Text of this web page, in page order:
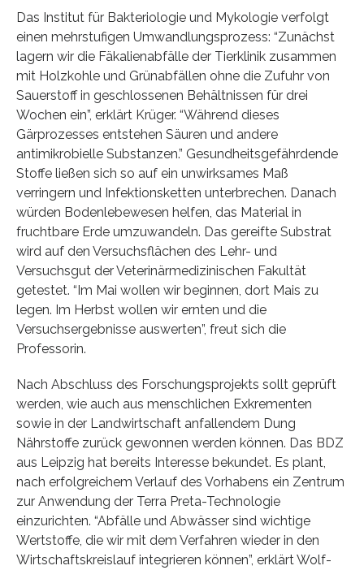
Das Institut für Bakteriologie und Mykologie verfolgt
einen mehrstufigen Umwandlungsprozess: “Zunächst
lagern wir die Fäkalienabfälle der Tierklinik zusammen
mit Holzkohle und Grünabfällen ohne die Zufuhr von
Sauerstoff in geschlossenen Behältnissen für drei
Wochen ein”, erklärt Krüger. “Während dieses
Gärprozesses entstehen Säuren und andere
antimikrobielle Substanzen.” Gesundheitsgefährdende
Stoffe ließen sich so auf ein unwirksames Maß
verringern und Infektionsketten unterbrechen. Danach
würden Bodenlebewesen helfen, das Material in
fruchtbare Erde umzuwandeln. Das gereifte Substrat
wird auf den Versuchsflächen des Lehr- und
Versuchsgut der Veterinärmedizinischen Fakultät
getestet. “Im Mai wollen wir beginnen, dort Mais zu
legen. Im Herbst wollen wir ernten und die
Versuchsergebnisse auswerten”, freut sich die
Professorin.
Nach Abschluss des Forschungsprojekts sollt geprüft
werden, wie auch aus menschlichen Exkrementen
sowie in der Landwirtschaft anfallendem Dung
Nährstoffe zurück gewonnen werden können. Das BDZ
aus Leipzig hat bereits Interesse bekundet. Es plant,
nach erfolgreichem Verlauf des Vorhabens ein Zentrum
zur Anwendung der Terra Preta-Technologie
einzurichten. “Abfälle und Abwässer sind wichtige
Wertstoffe, die wir mit dem Verfahren wieder in den
Wirtschaftskreislauf integrieren können”, erklärt Wolf-